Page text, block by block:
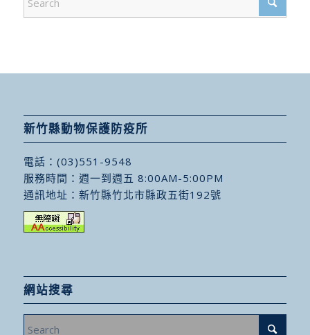
新竹縣動物保護防疫所
電話： (03)551-9548
服務時間：週一到週五 8:00AM-5:00PM
通訊地址： 新竹縣竹北市縣政五街192號
網站搜尋